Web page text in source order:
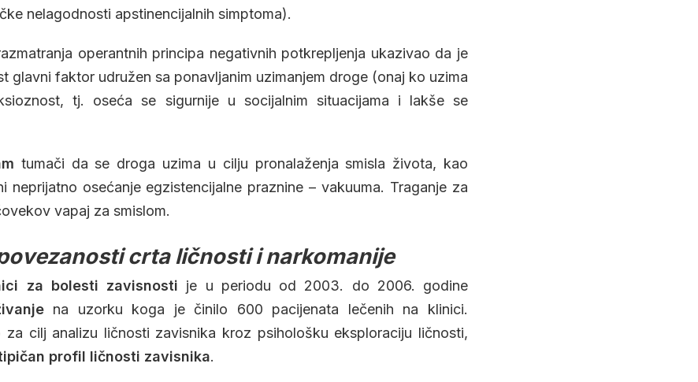
nelagodnosti apstinencijalnih simptoma).
operantnih principa negativnih potkrepljenja ukazivao da je
glavni faktor udružen sa ponavljanim uzimanjem droge (onaj ko uzima
tj. oseća se sigurnije u socijalnim situacijama i lakše se
tumači da se droga uzima u cilju pronalaženja smisla života, kao
neprijatno osećanje egzistencijalne praznine – vakuuma. Traganje za
vapaj za smislom.
crta ličnosti i narkomanije
za bolesti zavisnosti je u periodu od 2003. do 2006. godine
na uzorku koga je činilo 600 pacijenata lečenih na klinici.
za cilj analizu ličnosti zavisnika kroz psihološku eksploraciju ličnosti,
profil ličnosti zavisnika.